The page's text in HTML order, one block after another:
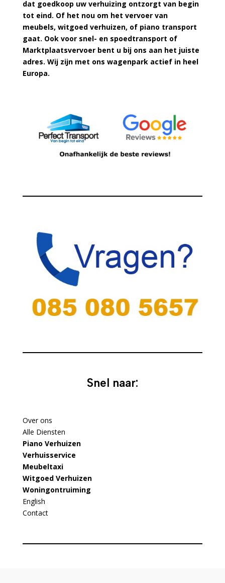
dat goedkoop uw verhuizing ontzorgt van begin
tot eind. Of het nou om het vervoer van
meubels, witgoed verhuizen, of piano transport
gaat. Ook voor snel- en spoedtransport of
Marktplaatsvervoer bent u bij ons aan het juiste
adres. Wij zijn met ons wagenpark actief in heel
Europa.
Snel naar:
Over ons
Alle Diensten
Piano Verhuizen
Verhuisservice
Meubeltaxi
Witgoed Verhuizen
Woningontruiming
English
Contact